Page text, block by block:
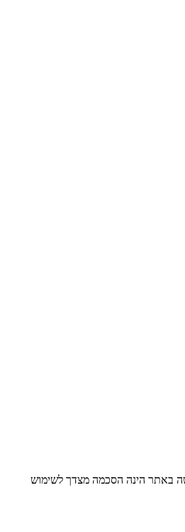
הינה הסכמה מצדך לשימוש